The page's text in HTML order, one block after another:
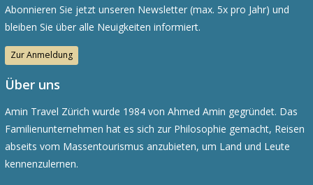
Abonnieren Sie jetzt unseren Newsletter (max. 5x pro Jahr) und
bleiben Sie über alle Neuigkeiten informiert.
Zur Anmeldung
Über uns
Amin Travel Zürich wurde 1984 von Ahmed Amin gegründet. Das
Familienunternehmen hat es sich zur Philosophie gemacht, Reisen
abseits vom Massentourismus anzubieten, um Land und Leute
kennenzulernen.